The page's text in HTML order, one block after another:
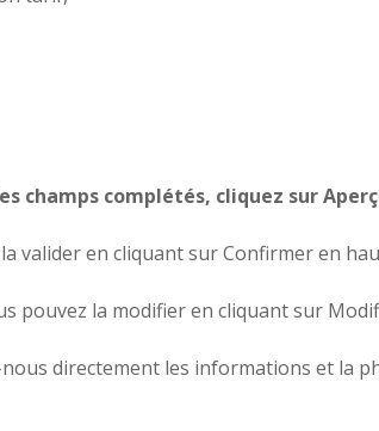
champs complétés, cliquez sur
valider en cliquant sur Confirmer en
pouvez la modifier en cliquant sur
directement les informations et